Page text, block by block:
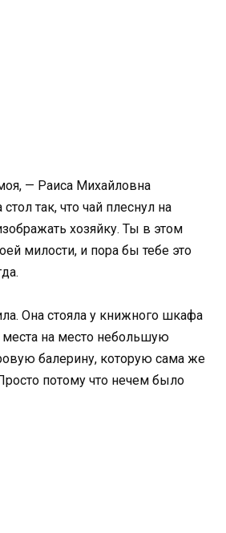
— Раиса Михайловна
так, что чай плеснул на
хозяйку. Ты в этом
милости, и пора бы тебе это
Она стояла у книжного шкафа
на место небольшую
балерину, которую сама же
потому что нечем было